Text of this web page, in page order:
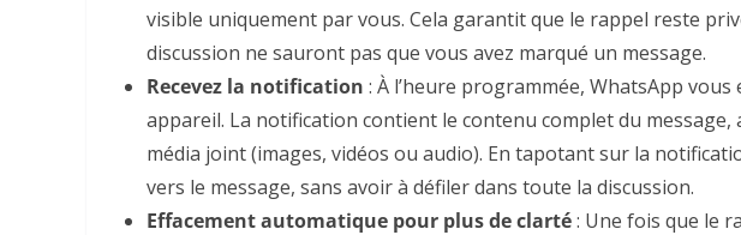
visible uniquement par vous. Cela garantit que le rappel reste
discussion ne sauront pas que vous avez marqué un message.
Recevez la notification : À l’heure programmée, WhatsApp
appareil. La notification contient le contenu complet du message,
média joint (images, vidéos ou audio). En tapotant sur la
vers le message, sans avoir à défiler dans toute la discussion.
Effacement automatique pour plus de clarté: Une fois que le